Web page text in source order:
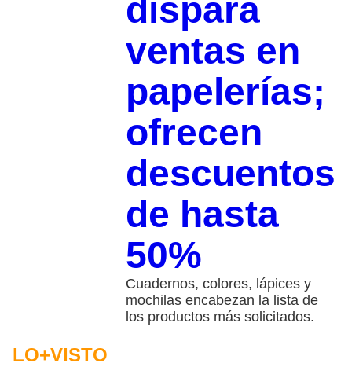
dispara
ventas en
papelerías;
ofrecen
descuentos
de hasta
50%
Cuadernos, colores, lápices y
mochilas encabezan la lista de
los productos más solicitados.
LO+VISTO